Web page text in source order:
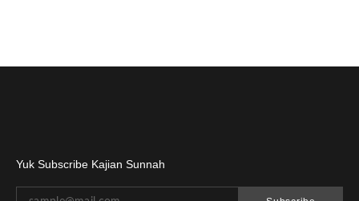
Yuk Subscribe Kajian Sunnah